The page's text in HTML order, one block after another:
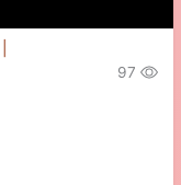
97